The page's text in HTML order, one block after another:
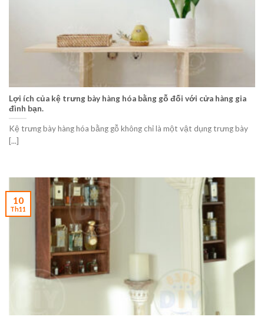
Lợi ích của kệ trưng bày hàng hóa bằng gỗ đối với cửa hàng gia
đình bạn.
Kệ trưng bày hàng hóa bằng gỗ không chỉ là một vật dụng trưng bày
[...]
10
Th11